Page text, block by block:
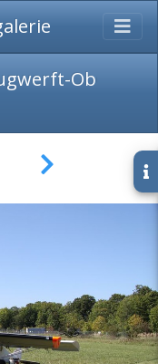
Oberschleißheim2019-005